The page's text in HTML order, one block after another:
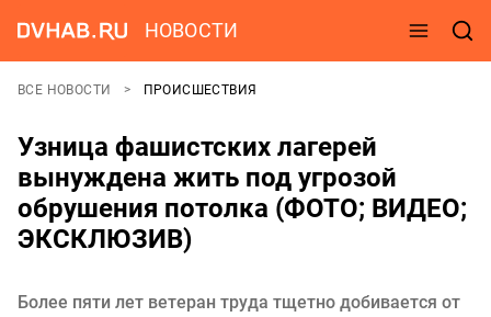
НОВОСТИ
ВСЕ НОВОСТИ ПРОИСШЕСТВИЯ
Узница фашистских лагерей
вынуждена жить под угрозой
обрушения потолка (ФОТО; ВИДЕО;
ЭКСКЛЮЗИВ)
Более пяти лет ветеран труда тщетно добивается от